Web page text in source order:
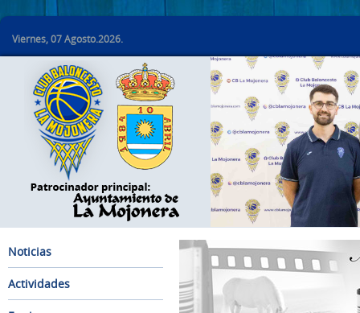
Viernes, 07 Agosto.2026.
Noticias
Actividades